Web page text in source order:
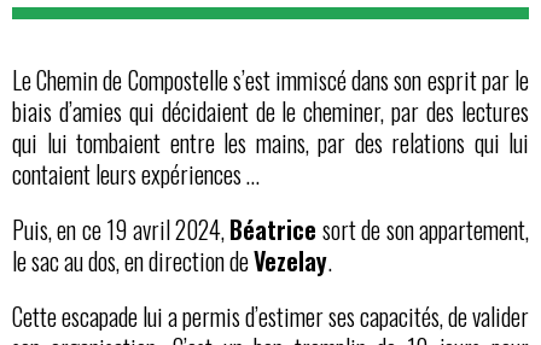
Le Chemin de Compostelle s’est immiscé dans son esprit par le
biais d’amies qui décidaient de le cheminer, par des lectures
qui lui tombaient entre les mains, par des relations qui lui
contaient leurs expériences …
Puis, en ce 19 avril 2024,Béatrice sort de son appartement,
le sac au dos, en direction deVezelay.
Cette escapade lui a permis d’estimer ses capacités, de valider